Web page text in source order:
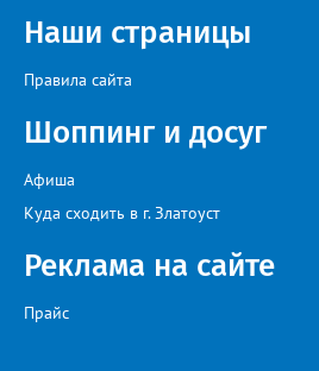
Наши страницы
Правила сайта
Шоппинг и досуг
Афиша
Куда сходить в г. Златоуст
Реклама на сайте
Прайс